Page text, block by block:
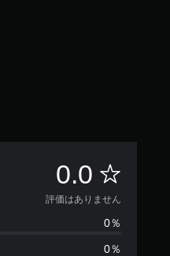
0.0 評
価
は
評価はありません
0％
0％